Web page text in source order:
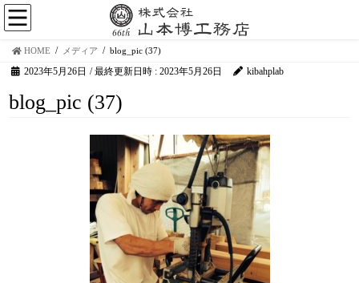
HOME メディア blog_pic (37)
2023年5月26日 / 最終更新日時 :2023年5月26日 kibahplab
blog_pic (37)